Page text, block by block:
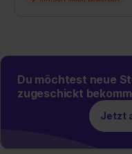
Du möchtest neue
zugeschickt
Jetzt